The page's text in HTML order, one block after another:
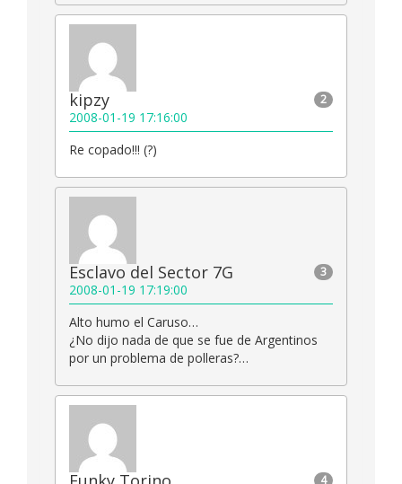
2
kipzy
2008-01-19 17:16:00
Re copado!!! (?)
3
Esclavo del Sector 7G
2008-01-19 17:19:00
Alto humo el Caruso…
¿No dijo nada de que se fue de Argentinos
por un problema de polleras?…
4